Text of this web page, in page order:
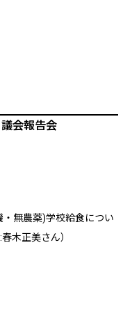
会報告会
・無農薬)学校給食につい
木正美さん）